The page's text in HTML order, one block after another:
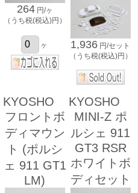
264 円/ヶ
（うち税(税込)円）
ヶ 1,936 円/セット
（うち税(税込)円）
KYOSHO
フロントボ
ディマウン
ト (ポルシ
ェ 911 GT1
LM)
KYOSHO
MINI-Z ポ
ルシェ 911
GT3 RSR
ホワイトボ
ディセット